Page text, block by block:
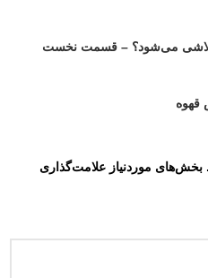
می‌شود؟ – قسمت نخست
قهوه
بخش‌های موردنیاز علامت‌گذاری